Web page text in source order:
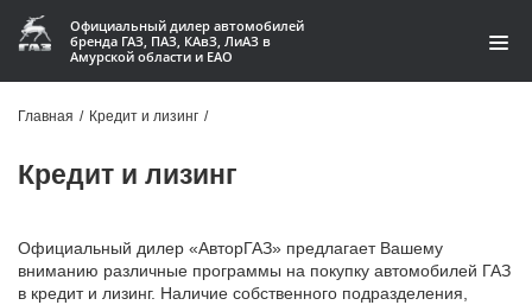
Официальный дилер автомобилей
бренда ГАЗ, ПАЗ, КАвЗ, ЛиАЗ в
Амурской области и ЕАО
Услуги и сервис
Главная / Кредит и лизинг /
Кредит и лизинг
Официальный дилер «АвторГАЗ» предлагает Вашему
вниманию различные программы на покупку автомобилей ГАЗ
в кредит и лизинг. Наличие собственного подразделения,